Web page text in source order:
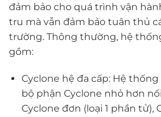
đảm bảo cho quá trình vận
tru mà vẫn đảm bảo tuân thủ
trường. Thông thường, hệ
gồm:
Cyclone hệ đa cấp: Hệ
bộ phận Cyclone nhỏ hơn
Cyclone đơn (loại 1 phần tử),